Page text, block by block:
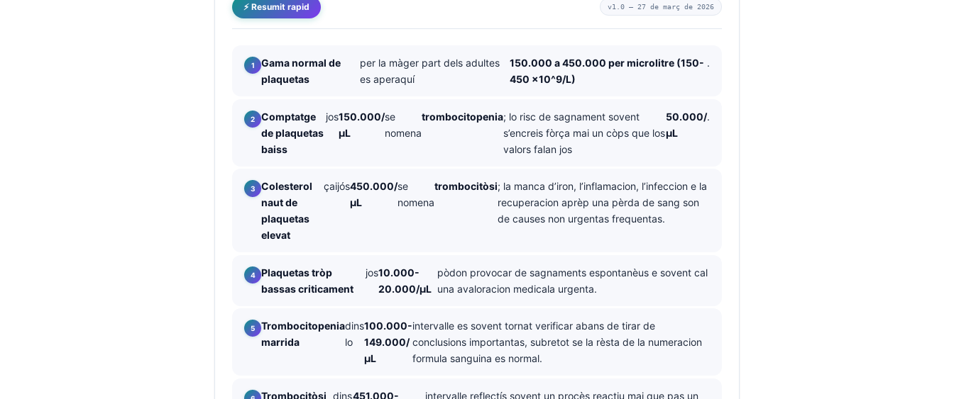
⚡ Resumit rapid v1.0 — 27 de març de 2026
Gama normal de
plaquetas
per la màger part dels adultes
es aperaquí
150.000 a 450.000 per microlitre (150-
450 x10^9/L)
.
Comptatge
de plaquetas
baiss
jos150.000/
µL
se
nomena
trombocitopenia; lo risc de sagnament sovent
s’encreis fòrça mai un còps que los
valors falan jos
50.000/
µL
.
Colesterol
naut de
plaquetas
elevat
çaijós450.000/
µL
se
nomena
trombocitòsi; la manca d’iron, l’inflamacion, l’infeccion e la
recuperacion aprèp una pèrda de sang son
de causes non urgentas frequentas.
Plaquetas tròp
bassas criticament
jos10.000-
20.000/µL
pòdon provocar de sagnaments espontanèus e sovent cal
una avaloracion medicala urgenta.
Trombocitopenia
marrida
dins
lo
100.000-
149.000/
µL
intervalle es sovent tornat verificar abans de tirar de
conclusions importantas, subretot se la rèsta de la numeracion
formula sanguina es normal.
Trombocitòsi dins451.000- intervalle reflectís sovent un procès reactiu mai que pas un